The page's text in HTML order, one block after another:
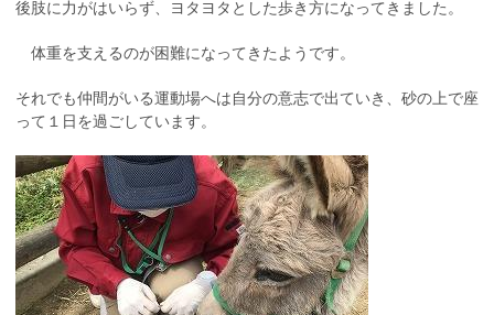
後肢に力がはいらず、ヨタヨタとした歩き方になってきました。
体重を支えるのが困難になってきたようです。
それでも仲間がいる運動場へは自分の意志で出ていき、砂の上で座
って１日を過ごしています。